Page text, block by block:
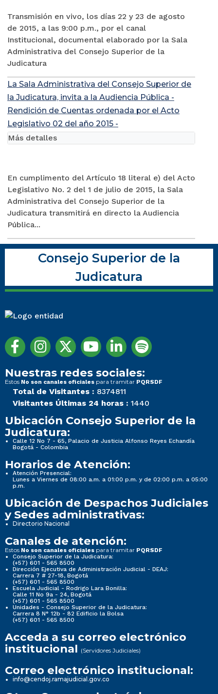
Transmisión en vivo, los días 22 y 23 de agosto
de 2015, a las 9:00 p.m., por el canal
Institucional, documental elaborado por la Sala
Administrativa del Consejo Superior de la
Judicatura
La Sala Administrativa del Consejo Superior de
la Judicatura, invita a la Audiencia Pública -
Rendición de Cuentas ordenada por el Acto
Legislativo 02 del año 2015 -
En cumplimento del Artículo 18 literal e) del Acto
Legislativo No. 2 del 1 de julio de 2015, la Sala
Administrativa del Consejo Superior de la
Judicatura transmitirá en directo la Audiencia
Pública...
Más detalles
Consejo Superior de la
Judicatura
Nuestras redes sociales:
Estos No son canales oficiales para tramitar PQRSDF
Total de Visitantes : 8374811
Visitantes Últimas 24 horas : 1440
Ubicación Consejo Superior de la
Judicatura:
Calle 12 No 7 - 65, Palacio de Justicia Alfonso Reyes Echandía
Bogotá - Colombia
Horarios de Atención:
Atención Presencial:
Lunes a Viernes de 08:00 a.m. a 01:00 p.m. y de 02:00 p.m. a 05:00
p.m.
Ubicación de Despachos Judiciales
y Sedes administrativas:
Directorio Nacional
Canales de atención:
Estos No son canales oficiales para tramitar PQRSDF
Consejo Superior de la Judicatura:
(+57) 601 - 565 8500
Dirección Ejecutiva de Administración Judicial - DEAJ:
Carrera 7 # 27-18, Bogotá
(+57) 601 - 565 8500
Escuela Judicial - Rodrigo Lara Bonilla:
Calle 11 No 9a - 24, Bogotá
(+57) 601 - 565 8500
Unidades - Consejo Superior de la Judicatura:
Carrera 8 N° 12b - 82 Edificio la Bolsa
(+57) 601 - 565 8500
Acceda a su correo electrónico
institucional (Servidores Judiciales)
Correo electrónico institucional:
info@cendoj.ramajudicial.gov.co